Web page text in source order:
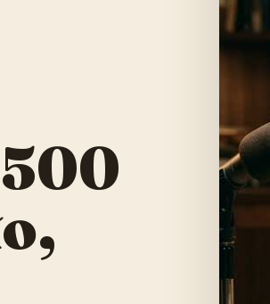
500